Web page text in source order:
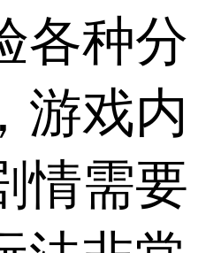
各种分
游戏内
情需要